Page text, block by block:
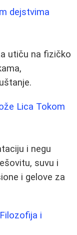
dejstvima
utiču na fizičko
Lica Tokom
i negu
suvu i
i gelove za
i